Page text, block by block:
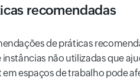
recomendadas
de práticas
não utilizadas que
em espaços de trabalho pode